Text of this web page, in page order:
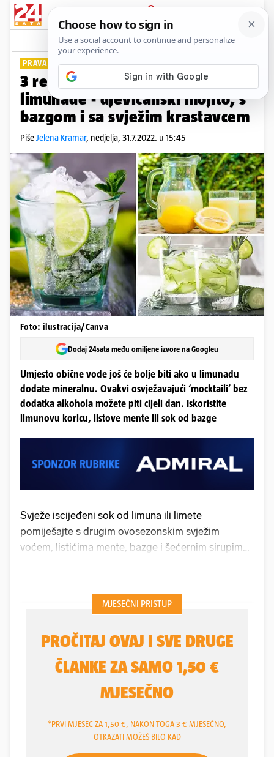
PRIJAVA
Lifestyle Komentari
PRAVA LJETNA OSVJEŽENJA PLUS+
3 recepta za pomalo drugačije
limunade - djevičanski mojito, s
bazgom i sa svježim krastavcem
PišeJelena Kramar, nedjelja, 31.7.2022. u 15:45
Foto: ilustracija/Canva
Dodaj 24sata među omiljene izvore na Googleu
Umjesto obične vode još će bolje biti ako u limunadu
dodate mineralnu. Ovakvi osvježavajući ‘mocktaili’ bez
dodatka alkohola možete piti cijeli dan. Iskoristite
limunovu koricu, listove mente ili sok od bazge
Svježe iscijeđeni sok od limuna ili limete
pomiješajte s drugim ovosezonskim svježim
voćem, listićima mente, bazge i šećernim sirupima
krastavca ili celera te korijen đumbira, koji
pasirajte u blenderu s komadima cijelog limuna.